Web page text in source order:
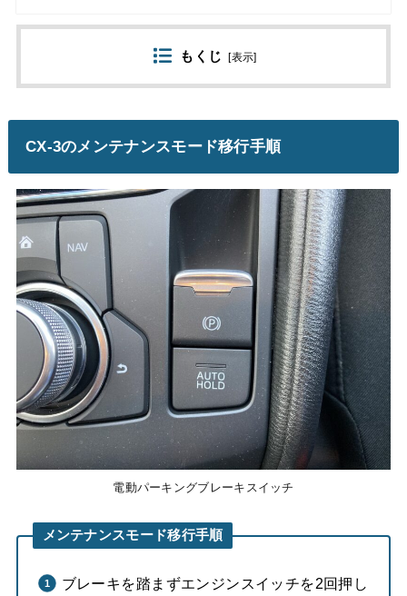
もくじ [表示]
CX-3のメンテナンスモード移行手順
電動パーキングブレーキスイッチ
メンテナンスモード移行手順
ブレーキを踏まずエンジンスイッチを2回押し